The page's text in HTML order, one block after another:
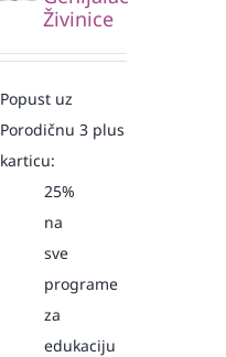
Živinice
Popust uz
Porodičnu 3 plus
karticu:
25%
na
sve
programe
za
edukaciju